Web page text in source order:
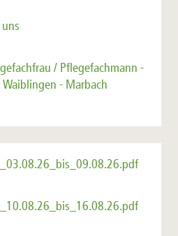
/ Pflegefachmann -
- Marbach